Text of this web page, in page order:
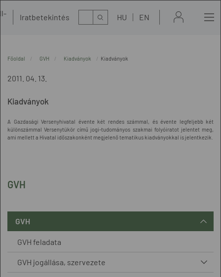
Iratbetekintés Kereső HU EN
GVH
GVH
GVH feladata
GVH jogállása, szervezete
Főoldal GVH Kiadványok Kiadványok
2011. 04. 13.
Kiadványok
A Gazdasági Versenyhivatal évente két rendes számmal, és évente legfeljebb két
különszámmal Versenytükör című jogi-tudományos szakmai folyóiratot jelentet meg,
ami mellett a Hivatal időszakonként megjelenő tematikus kiadványokkal is jelentkezik.